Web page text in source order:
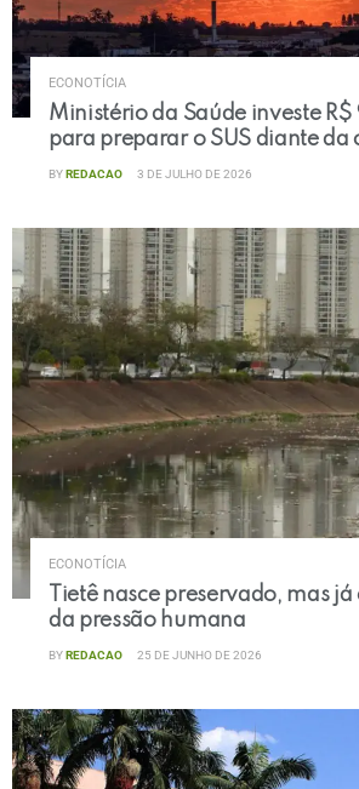
ECONOTÍCIA
Ministério da Saúde investe R$
para preparar o SUS diante da
BYREDACAO 3 DE JULHO DE 2026
ECONOTÍCIA
Tietê nasce preservado, mas
da pressão humana
BYREDACAO 25 DE JUNHO DE 2026